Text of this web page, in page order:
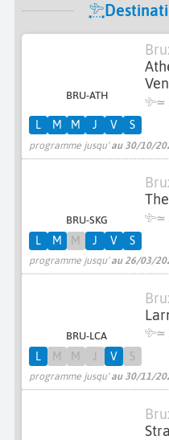
BRU-ATH
≃
programme jusqu'au 30/10/
L M M J V S
BRU-SKG ≃
programme jusqu'au 26/03/
L M M J V S
BRU-LCA ≃
programme jusqu'au 30/11/
L M M J V S